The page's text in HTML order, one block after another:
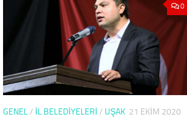
0
GENEL/ İL BELEDİYELERİ / UŞAK 21 EKIM 2020